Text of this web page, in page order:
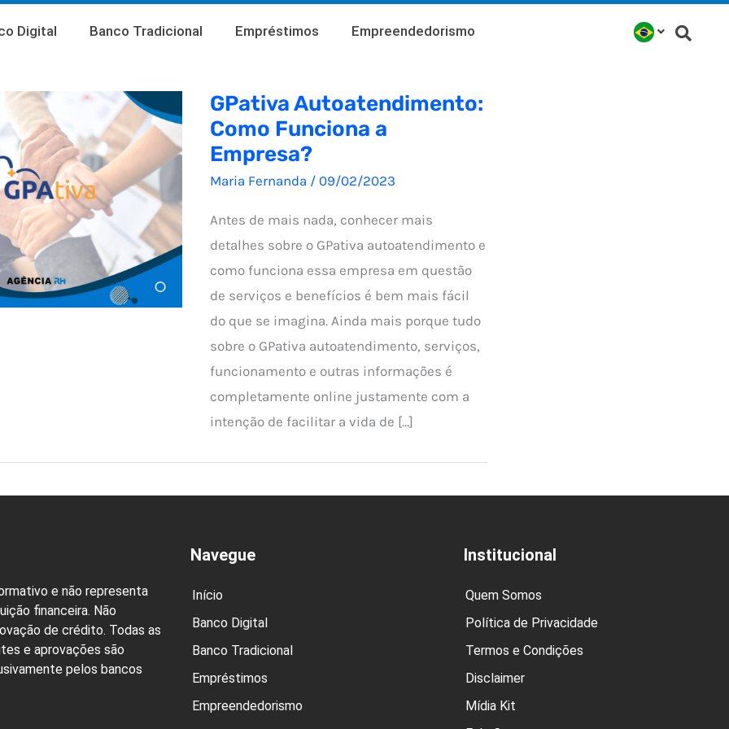
Digital Banco Tradicional Empréstimos Empreendedorismo
GPativa Autoatendimento:
Como Funciona a
Empresa?
Maria Fernanda / 09/02/2023
Antes de mais nada, conhecer mais
detalhes sobre o GPativa autoatendimento e
como funciona essa empresa em questão
de serviços e benefícios é bem mais fácil
do que se imagina. Ainda mais porque tudo
sobre o GPativa autoatendimento, serviços,
funcionamento e outras informações é
completamente online justamente com a
intenção de facilitar a vida de […]
e não representa
financeira. Não
de crédito. Todas as
e aprovações são
pelos bancos
Navegue
Início
Banco Digital
Banco Tradicional
Empréstimos
Empreendedorismo
Institucional
Quem Somos
Política de Privacidade
Termos e Condições
Disclaimer
Mídia Kit